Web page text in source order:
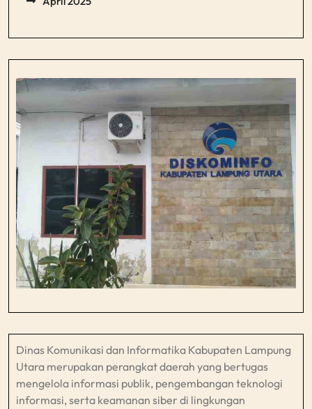
Dinas Komunikasi dan Informatika Kabupaten Lampung
Utara merupakan perangkat daerah yang bertugas
mengelola informasi publik, pengembangan teknologi
informasi, serta keamanan siber di lingkungan